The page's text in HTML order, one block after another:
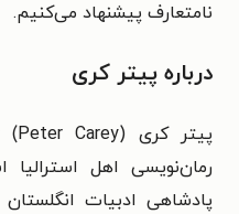
نامتعارف پیشنهاد می‌کنیم.
درباره پیتر کری
رمان‌نویسی اهل